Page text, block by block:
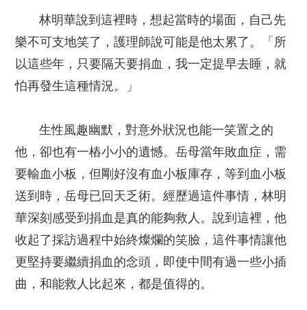
林明華說到這裡時，想起當時的場面，自己先
樂不可支地笑了，護理師說可能是他太累了。「所
以這些年，只要隔天要捐血，我一定提早去睡，就
怕再發生這種情況。」
生性風趣幽默，對意外狀況也能一笑置之的
他，卻也有一樁小小的遺憾。岳母當年敗血症，需
要輸血小板，但剛好沒有血小板庫存，等到血小板
送到時，岳母已回天乏術。經歷過這件事情，林明
華深刻感受到捐血是真的能夠救人。說到這裡，他
收起了採訪過程中始終燦爛的笑臉，這件事情讓他
更堅持要繼續捐血的念頭，即使中間有過一些小插
曲，和能救人比起來，都是值得的。